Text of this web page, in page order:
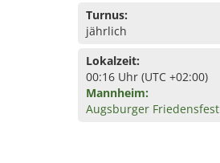
Turnus:
jährlich
Lokalzeit:
00:16 Uhr (UTC +02:00)
Mannheim:
Augsburger Friedensfest